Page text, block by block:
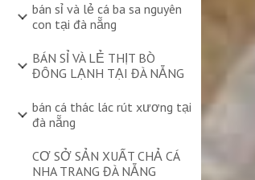
bán sỉ và lẻ cá ba sa nguyên
con tại đà nẵng
BÁN SỈ VÀ LẺ THỊT BÒ
ĐÔNG LẠNH TẠI ĐÀ NẴNG
bán cá thác lác rút xương tại
đà nẵng
CƠ SỞ SẢN XUẤT CHẢ CÁ
NHA TRANG ĐÀ NẴNG